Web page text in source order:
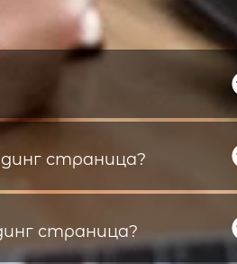
страница?
страница?